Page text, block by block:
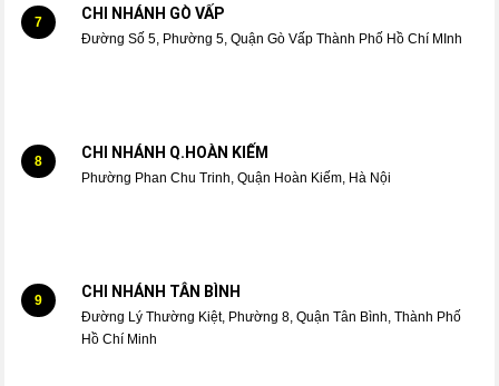
7 CHI NHÁNH GÒ VẤP
Đường Số 5, Phường 5, Quận Gò Vấp Thành Phố Hồ Chí MInh
8 CHI NHÁNH Q.HOÀN KIẾM
Phường Phan Chu Trinh, Quận Hoàn Kiếm, Hà Nội
9 CHI NHÁNH TÂN BÌNH
Đường Lý Thường Kiệt, Phường 8, Quận Tân Bình, Thành Phố
Hồ Chí Minh